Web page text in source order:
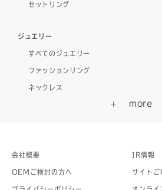
セットリング
ジュエリー
すべてのジュエリー
ファッションリング
ネックレス
会社概要 IR情報
OEMご検討の方へ サイトご